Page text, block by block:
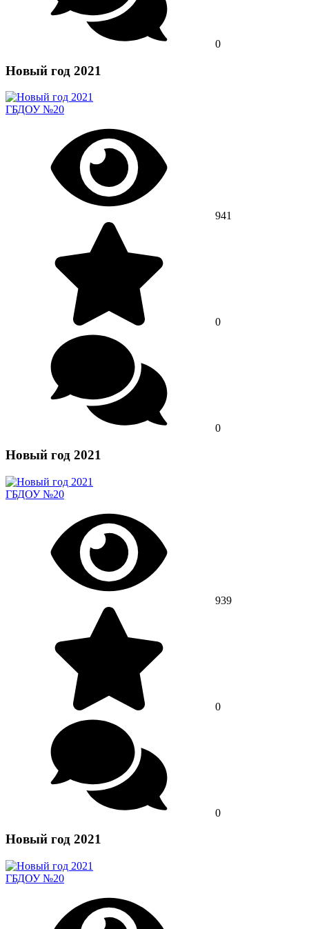
0
Новый год 2021
ГБДОУ №20
941
0
0
Новый год 2021
ГБДОУ №20
939
0
0
Новый год 2021
ГБДОУ №20